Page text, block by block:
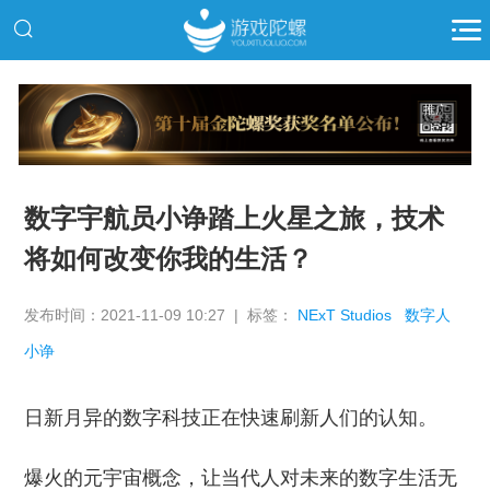
推广
数字宇航员小诤踏上火星之旅，技术
将如何改变你我的生活？
发布时间：2021-11-09 10:27 | 标签： NExT Studios 数字人
小诤
日新月异的数字科技正在快速刷新人们的认知。
爆火的元宇宙概念，让当代人对未来的数字生活无